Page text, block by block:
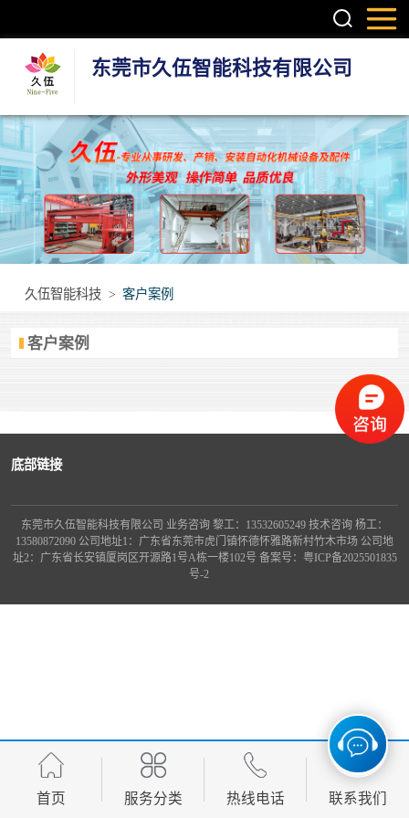
东莞市久伍智能科技有限公司
久伍智能科技 > 客户案例
客户案例
底部链接
东莞市久伍智能科技有限公司 业务咨询 黎工：13532605249 技术咨询 杨工：
13580872090 公司地址1：广东省东莞市虎门镇怀德怀雅路新村竹木市场 公司地
址2：广东省长安镇厦岗区开源路1号A栋一楼102号 备案号： 粤ICP备2025501835
号-2
首页 服务分类 热线电话 联系我们
三轴龙门桁架机
械手
两轴龙门机械手
机器人第七轴(地
轨)
立体库智能仓储